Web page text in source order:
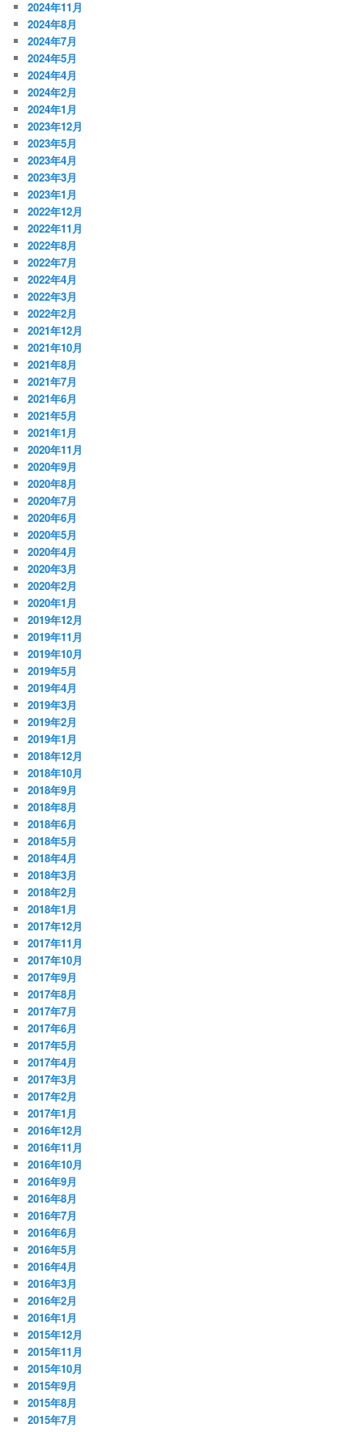
2024年11月
2024年8月
2024年7月
2024年5月
2024年4月
2024年2月
2024年1月
2023年12月
2023年5月
2023年4月
2023年3月
2023年1月
2022年12月
2022年11月
2022年8月
2022年7月
2022年4月
2022年3月
2022年2月
2021年12月
2021年10月
2021年8月
2021年7月
2021年6月
2021年5月
2021年1月
2020年11月
2020年9月
2020年8月
2020年7月
2020年6月
2020年5月
2020年4月
2020年3月
2020年2月
2020年1月
2019年12月
2019年11月
2019年10月
2019年5月
2019年4月
2019年3月
2019年2月
2019年1月
2018年12月
2018年10月
2018年9月
2018年8月
2018年6月
2018年5月
2018年4月
2018年3月
2018年2月
2018年1月
2017年12月
2017年11月
2017年10月
2017年9月
2017年8月
2017年7月
2017年6月
2017年5月
2017年4月
2017年3月
2017年2月
2017年1月
2016年12月
2016年11月
2016年10月
2016年9月
2016年8月
2016年7月
2016年6月
2016年5月
2016年4月
2016年3月
2016年2月
2016年1月
2015年12月
2015年11月
2015年10月
2015年9月
2015年8月
2015年7月